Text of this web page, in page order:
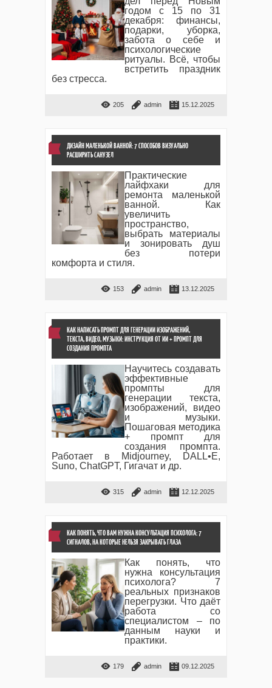
годом с 15 по 31
декабря: финансы,
подарки, уборка,
забота о себе и
психологические
ритуалы. Всё, чтобы
встретить праздник
без стресса.
205 admin 15.12.2025
ДИЗАЙН МАЛЕНЬКОЙ ВАННОЙ: 7 СПОСОБОВ ВИЗУАЛЬНО
РАСШИРИТЬ САНУЗЕЛ
Практические
лайфхаки для
ремонта маленькой
ванной. Как
увеличить
пространство,
выбрать материалы
и зонировать душ
без потери
комфорта и стиля.
153 admin 13.12.2025
КАК НАПИСАТЬ ПРОМПТ ДЛЯ ГЕНЕРАЦИИ ИЗОБРАЖЕНИЙ,
ТЕКСТА, ВИДЕО, МУЗЫКИ: ИНСТРУКЦИЯ ОТ ИИ + ПРОМПТ ДЛЯ
СОЗДАНИЯ ПРОМПТА
Научитесь создавать
эффективные
промпты для
генерации текста,
изображений, видео
и музыки.
Пошаговая методика
+ промпт для
создания промпта.
Работает в Midjourney, DALL•E,
Suno, ChatGPT, Гигачат и др.
315 admin 12.12.2025
КАК ПОНЯТЬ, ЧТО ВАМ НУЖНА КОНСУЛЬТАЦИЯ ПСИХОЛОГА: 7
СИГНАЛОВ, НА КОТОРЫЕ НЕЛЬЗЯ ЗАКРЫВАТЬ ГЛАЗА
Как понять, что
нужна консультация
психолога? 7
реальных признаков
перегрузки. Что даёт
работа со
специалистом – по
данным науки и
практики.
179 admin 09.12.2025